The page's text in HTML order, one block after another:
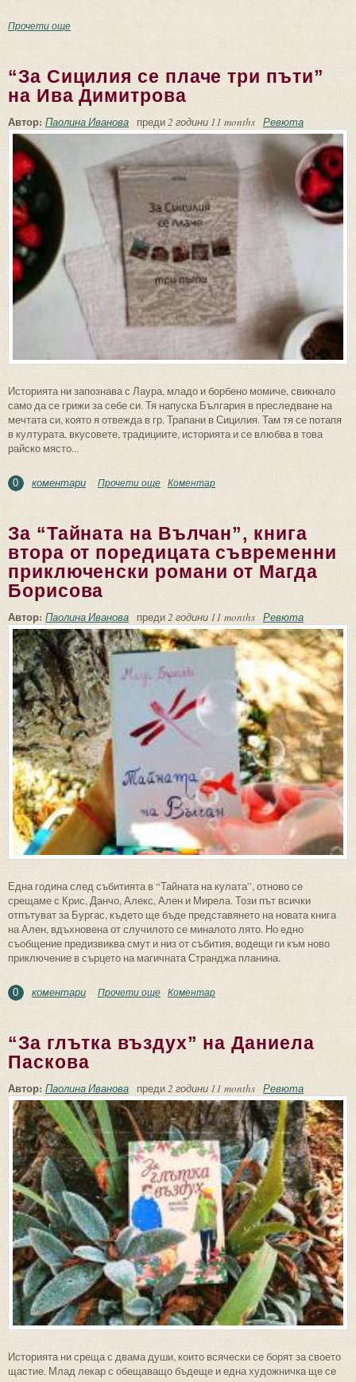
Прочети още
“За Сицилия се плаче три пъти”
на Ива Димитрова
Автор: Паолина Иванова преди2 години 11 months Ревюта
Историята ни запознава с Лаура, младо и борбено момиче, свикнало
само да се грижи за себе си. Тя напуска България в преследване на
мечтата си, която я отвежда в гр. Трапани в Сицилия. Там тя се потапя
в културата, вкусовете, традициите, историята и се влюбва в това
райско място...
0 коментари Прочети още about “За Сицилия се плаче три пъти” на
Коментар
За “Тайната на Вълчан”, книга
втора от поредицата съвременни
приключенски романи от Магда
Борисова
Автор: Паолина Иванова преди2 години 11 months Ревюта
Една година след събитията в “Тайната на кулата”, отново се
срещаме с Крис, Данчо, Алекс, Ален и Мирела. Този път всички
отпътуват за Бургас, където ще бъде представянето на новата книга
на Ален, вдъхновена от случилото се миналото лято. Но едно
съобщение предизвиква смут и низ от събития, водещи ги към ново
приключение в сърцето на магичната Странджа планина.
0 коментари Прочети още about За “Тайната на Вълчан”, книга
Коментар
“За глътка въздух” на Даниела
Паскова
Автор: Паолина Иванова преди2 години 11 months Ревюта
Историята ни среща с двама души, които всячески се борят за своето
щастие. Млад лекар с обещаващо бъдеще и една художничка ще се